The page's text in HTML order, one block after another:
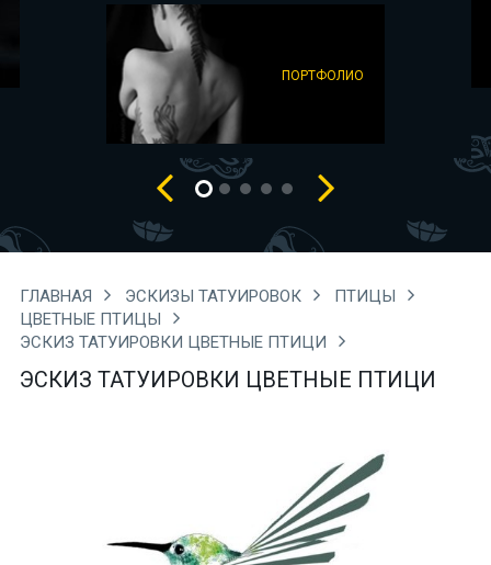
ПОРТФОЛИО
ГЛАВНАЯ ЭСКИЗЫ ТАТУИРОВОК
ПТИЦЫ
ЦВЕТНЫЕ ПТИЦЫ
ЭСКИЗ ТАТУИРОВКИ ЦВЕТНЫЕ ПТИЦИ
ЭСКИЗ ТАТУИРОВКИ ЦВЕТНЫЕ ПТИЦИ